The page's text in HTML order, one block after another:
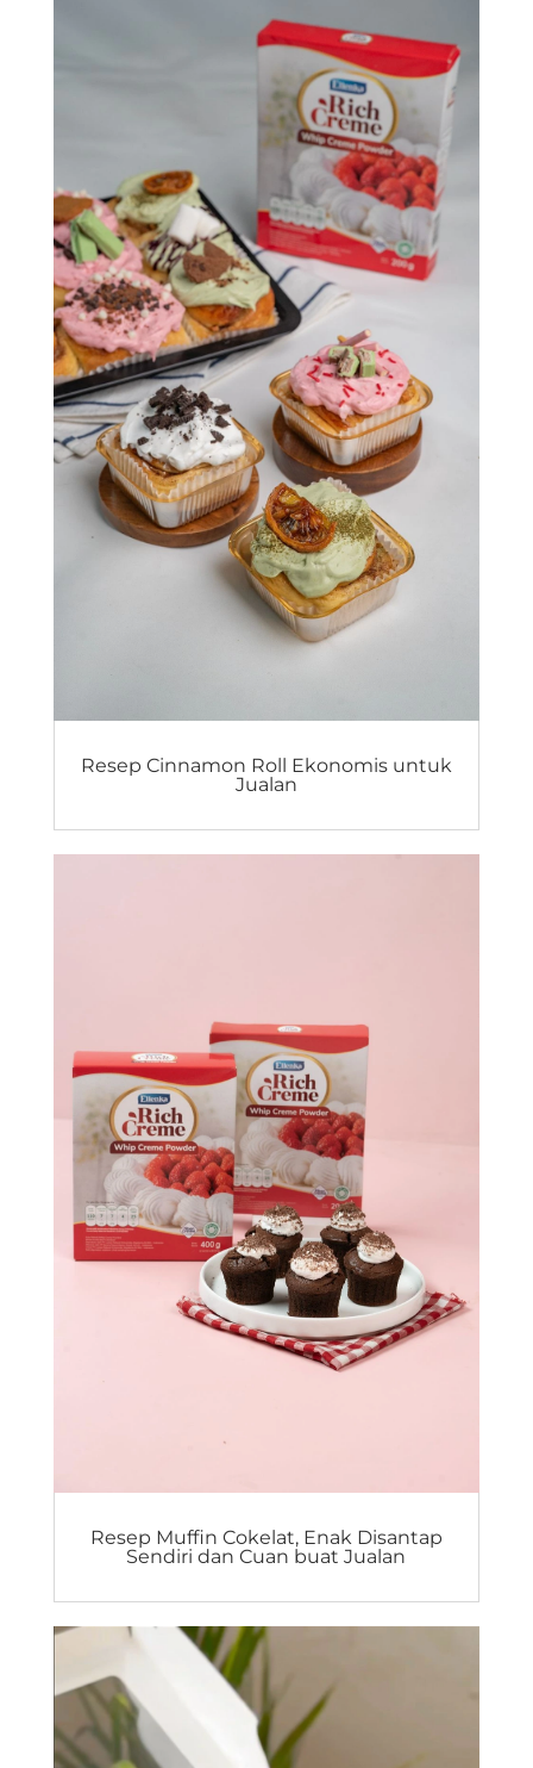
Resep Cinnamon Roll Ekonomis untuk
Jualan
Resep Muffin Cokelat, Enak Disantap
Sendiri dan Cuan buat Jualan